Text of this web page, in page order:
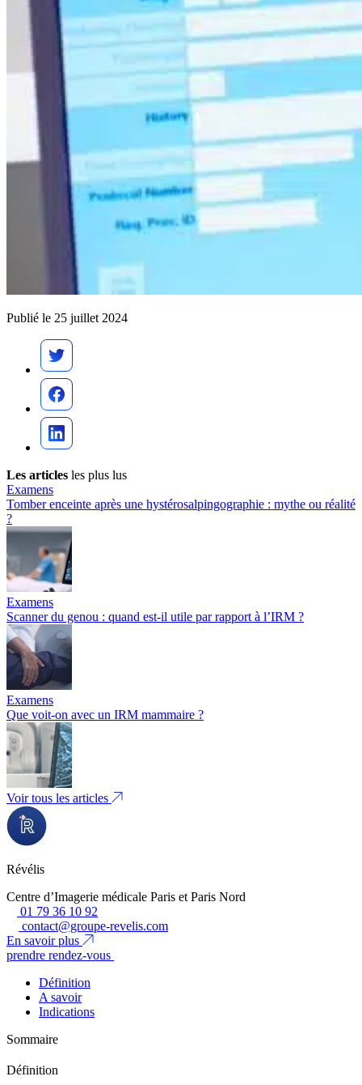
Publié le 25 juillet 2024
Les articles les plus lus
Examens
Tomber enceinte après une hystérosalpingographie : mythe ou réalité
?
Examens
Scanner du genou : quand est-il utile par rapport à l’IRM ?
Examens
Que voit-on avec un IRM mammaire ?
Voir tous les articles
Révélis
Centre d’Imagerie médicale Paris et Paris Nord
01 79 36 10 92
contact@groupe-revelis.com
En savoir plus
prendre rendez-vous
Définition
A savoir
Indications
Sommaire
Définition